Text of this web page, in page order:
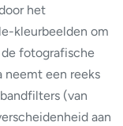
het
kleurbeelden om
fotografische
neemt een reeks
(van
aan